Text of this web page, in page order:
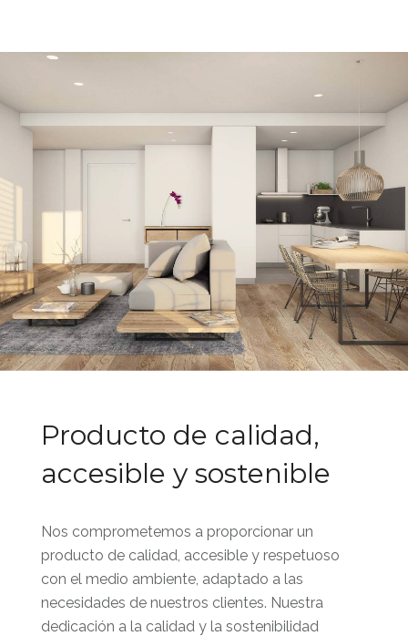
Producto de calidad,
accesible y sostenible
Nos comprometemos a proporcionar un
producto de calidad, accesible y respetuoso
con el medio ambiente, adaptado a las
necesidades de nuestros clientes. Nuestra
dedicación a la calidad y la sostenibilidad